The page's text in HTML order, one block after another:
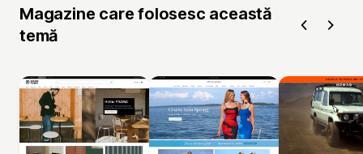
Magazine care folosesc această
temă